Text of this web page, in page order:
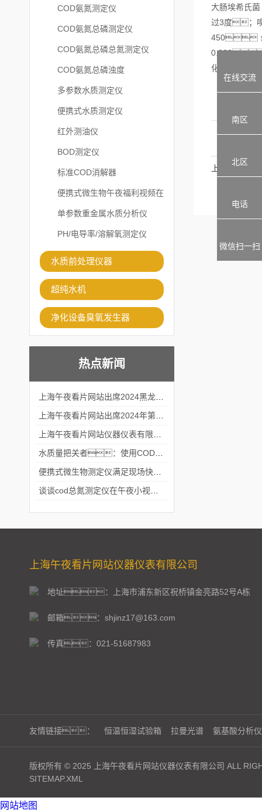
COD氨氮测定仪
COD氨氮总磷测定仪
COD氨氮总磷总氮测定仪
COD氨氮总磷浊度
多参数水质测定仪
便携式水质测定仪
红外测油仪
BOD测定仪
标准COD消解器
便携式微生物午夜福利视频在
线观看
单参数重金属水质分析仪
PH/电导率/溶解氧测定仪
水质前处理仪器
超纯水机
净化设备臭氧发生器
热点新闻
大肠埃希氏
过3度；
450；
化物 g/L
上一篇
上海午夜看片网站仪器仪表有限公司
地址：上海市浦东新区祝桥镇金亮路52号A栋
邮箱：shjinz17@163.com
传真：021-51687983
友情链接： 恒温恒湿试验箱 拉曼光谱 氨基酸分析仪
版权所有 © 2025 上海午夜看片网站仪器仪表有限公司 ALL
SITEMAP.XML
在线交流
南区
北区
电话
微信扫一扫
网站地图